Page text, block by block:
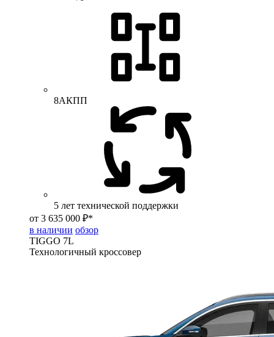
8АКПП
5 лет технической поддержки
от 3 635 000 ₽*
в наличии обзор
TIGGO 7L
Технологичный кроссовер